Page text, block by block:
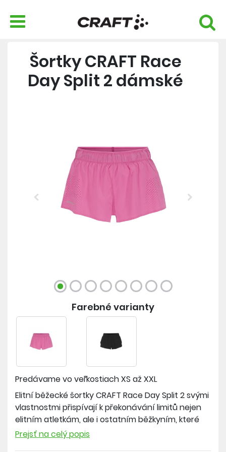
Šortky CRAFT Race
Day Split 2 dámské
Previous Next
Elitní běžecké šortky CRAFT Race Day Split 2 svými
vlastnostmi přispívají k překonávání limitů nejen
elitním atletkám, ale i ostatním běžkyním, které
hledají mimořádný produkt bez kompromisů. Jsou
Prejsť na celý popis
Predávame vo veľkostiachXS až XXL
Farebné varianty